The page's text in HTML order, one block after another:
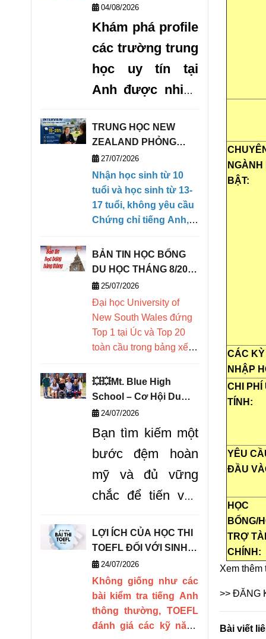
NGÀNH
BẬT:
CÁC KỲ
NHẬP
CHI PHÍ
TÍNH:
YÊU
ĐẦU
HỌC
BỔNG/
TRỢ TÀI
CHÍNH:
Xem thêm
>> ĐĂNG
Bài viết
TƯƠNG LAI VỚI DANH
SÁCH TRƯỜNG
TRUNG HỌC UY TÍN
TẠI ANH 🧭
04/08/2026
Khám phá profile
các trường trung
học uy tín tại
Anh được nhiều
lựa chọn. Bài
viết tổng hợp
học phí, học
bổng, chương
trình học, ký túc
vào, điểm nổi bật
và cơ hội vào
các trường đại
học danh tiếng
trên thế giới.
TRUNG HỌC NEW
ZEALAND PHỎNG
VẤN HỌC BỔNG TRỰC
TIẾP KỲ THÁNG 1/2027
(28/01/2027- 09/04/2027)
27/07/2026
Nhận học sinh từ 10
tuổi và học sinh từ 13-
17 tuổi, không yêu cầu
Chứng chỉ tiếng Anh,
căn bản để có thể theo
học chương trình
Tiếng Anh tăng cường
điểm trung bình môn
linh hoạt, chào đón học
sinh có thái độ học tập
nghiêm túc.
BẢN TIN HỌC BỔNG
DU HỌC THÁNG 8/2026
- DEOW VIETNAM
25/07/2026
Đại học University of
New South Wales đứng
Top 1 tại Úc và Top 20
toàn cầu trong bảng xếp
thế giới QS, trường
hiện
đang mở ra các
chương trình học bổng
tuyển sinh năm 2027.
💥💥Mt. Blue High
School – Cơ Hội Du
Học Vàng Chinh Phục
THPT Mỹ!
24/07/2026
Bạn tìm kiếm một
bước đệm hoàn
mỹ và đủ vững
chắc để tiến vào
đại học danh tiếng
tại nước Mỹ? Mt.
Blue High School
là "tảng đá vững
chắc"cho bạn
LỢI ÍCH CỦA HỌC THI
TOEFL ĐỐI VỚI SINH
VIÊN DU HỌC
24/07/2026
Không giống như các
bài kiểm tra tiếng Anh
thông thường, TOEFL
đánh giá các kỹ năng